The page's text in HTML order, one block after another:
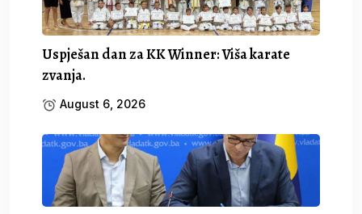
Uspješan dan za KK Winner: Viša karate
zvanja.
August 6, 2026